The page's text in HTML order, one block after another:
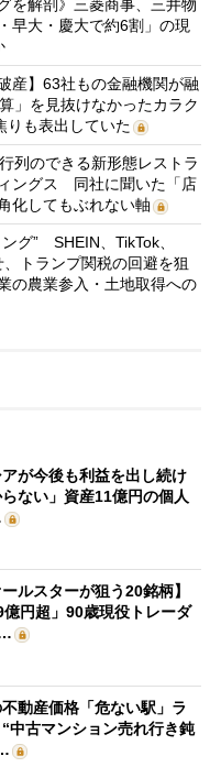
を解剖》三菱商事、三井物
早大・慶大で約6割」の現
産】63社もの金融機関が融
」を見抜けなかったカラク
りも表出していた
列のできる新形態レストラ
ングス 同社に聞いた「店
化してもぶれない軸
グ” SHEIN、TikTok、
トランプ関税の回避を狙
の農業参入・土地取得への
アが今後も利益を出し続け
ない」資産11億円の個人
ールスターが狙う20銘柄】
億円超」90歳現役トレーダ
不動産価格「危ない駅」ラ
中古マンション売れ行き鈍